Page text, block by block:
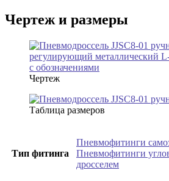
Чертеж и размеры
Чертеж
Таблица размеров
Тип фитинга
Пневмофитинги
Пневмофитинги
дросселем